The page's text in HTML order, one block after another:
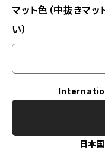
マット色（中抜きマ
い）
日本